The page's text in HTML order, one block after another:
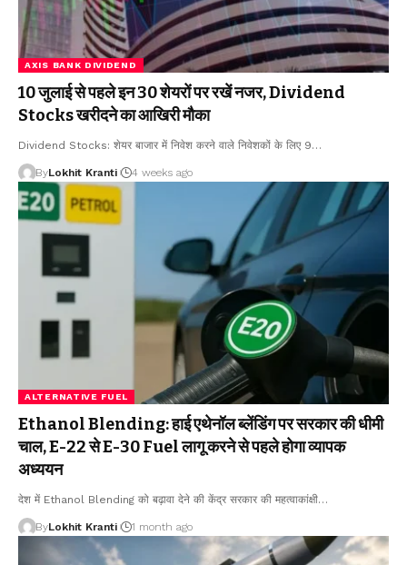
AXIS BANK DIVIDEND
10 जुलाई से पहले इन 30 शेयरों पर रखें नजर, Dividend
Stocks खरीदने का आखिरी मौका
Dividend Stocks: शेयर बाजार में निवेश करने वाले निवेशकों के लिए 9…
ByLokhit Kranti 4 weeks ago
ALTERNATIVE FUEL
Ethanol Blending: हाई एथेनॉल ब्लेंडिंग पर सरकार की धीमी
चाल, E-22 से E-30 Fuel लागू करने से पहले होगा व्यापक
अध्ययन
देश में Ethanol Blending को बढ़ावा देने की केंद्र सरकार की महत्वाकांक्षी…
ByLokhit Kranti 1 month ago